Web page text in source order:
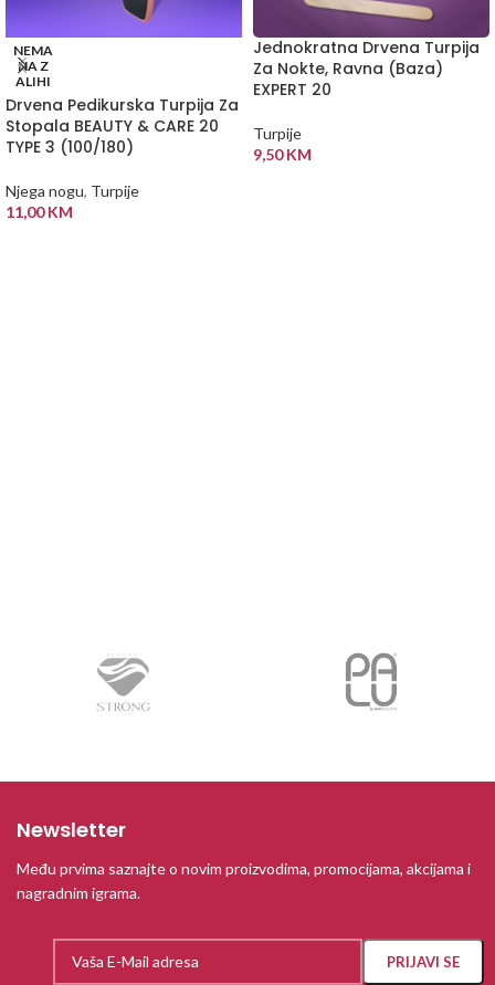
NEMA
NA Z
ALIHI
Drvena Pedikurska Turpija Za
Stopala BEAUTY & CARE 20
TYPE 3 (100/180)
Njega nogu, Turpije
11,00KM
Jednokratna Drvena Turpija
Za Nokte, Ravna (Baza)
EXPERT 20
Turpije
9,50KM
Newsletter
Među prvima saznajte o novim proizvodima, promocijama, akcijama i
nagradnim igrama.